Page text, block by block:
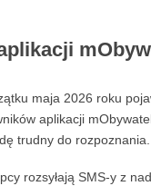
maja 2026 roku
aplikacji
trudny do rozpoznania.
rozsyłają SMS-y z